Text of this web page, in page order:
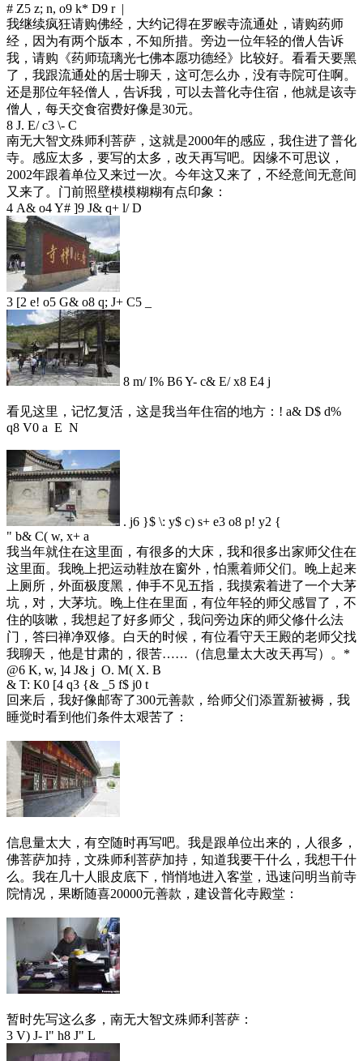
# Z5 z; n, o9 k* D9 r |
我继续疯狂请购佛经，大约记得在罗睺寺流通处，请购药师
经，因为有两个版本，不知所措。旁边一位年轻的僧人告诉
我，请购《药师琉璃光七佛本愿功德经》比较好。看看天要黑
了，我跟流通处的居士聊天，这可怎么办，没有寺院可住啊。
还是那位年轻僧人，告诉我，可以去普化寺住宿，他就是该寺
僧人，每天交食宿费好像是30元。
8 J. E/ c3 \- C
南无大智文殊师利菩萨，这就是2000年的感应，我住进了普化
寺。感应太多，要写的太多，改天再写吧。因缘不可思议，
2002年跟着单位又来过一次。今年这又来了，不经意间无意间
又来了。门前照壁模模糊糊有点印象：
4 A& o4 Y# ]9 J& q+ l/ D
3 [2 e! o5 G& o8 q; J+ C5 _
8 m/ I% B6 Y- c& E/ x8 E4 j
看见这里，记忆复活，这是我当年住宿的地方： ! a& D$ d%
q8 V0 a E N
. j6 }$ \: y$ c) s+ e3 o8 p! y2 {
" b& C( w, x+ a
我当年就住在这里面，有很多的大床，我和很多出家师父住在
这里面。我晚上把运动鞋放在窗外，怕熏着师父们。晚上起来
上厕所，外面极度黑，伸手不见五指，我摸索着进了一个大茅
坑，对，大茅坑。晚上住在里面，有位年轻的师父感冒了，不
住的咳嗽，我想起了好多师父，我问旁边床的师父修什么法
门，答曰禅净双修。白天的时候，有位看守天王殿的老师父找
我聊天，他是甘肃的，很苦……（信息量太大改天再写）。 *
@6 K, w, ]4 J& j O. M( X. B
& T: K0 [4 q3 {& _5 f$ j0 t
回来后，我好像邮寄了300元善款，给师父们添置新被褥，我
睡觉时看到他们条件太艰苦了：
信息量太大，有空随时再写吧。我是跟单位出来的，人很多，
佛菩萨加持，文殊师利菩萨加持，知道我要干什么，我想干什
么。我在几十人眼皮底下，悄悄地进入客堂，迅速问明当前寺
院情况，果断随喜20000元善款，建设普化寺殿堂：
暂时先写这么多，南无大智文殊师利菩萨：
3 V) J- l" h8 J" L